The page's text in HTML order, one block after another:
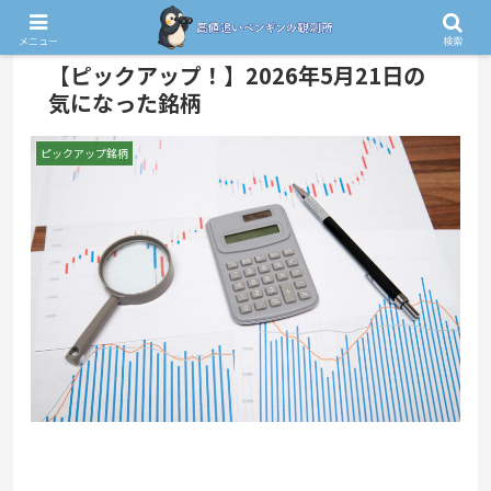
PR
【ピックアップ！】2026年5月21日の
気になった銘柄
ピックアップ銘柄
メニュー 検索